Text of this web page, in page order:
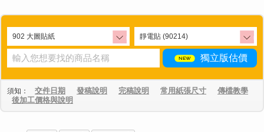
獨立版估價
須知： 交件日期 發稿說明 完稿說明 常用紙張尺寸
傳檔教學
後加工價格與說明